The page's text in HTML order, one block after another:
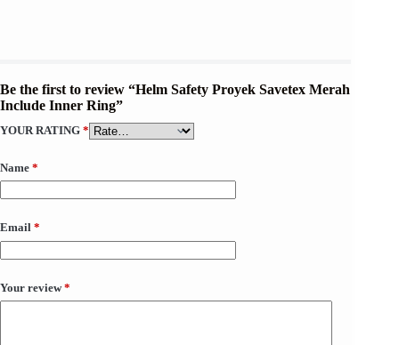
Be the first to review “Helm Safety Proyek Savetex Merah
Include Inner Ring”
YOUR RATING *
Name *
Email *
Your review*